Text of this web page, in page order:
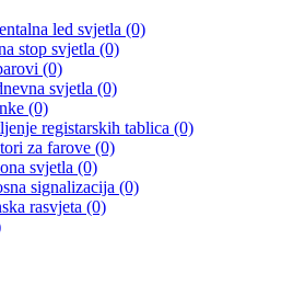
led svjetla (0)
stop svjetla (0)
(0)
svjetla (0)
(0)
registarskih tablica (0)
za farove (0)
svjetla (0)
signalizacija (0)
rasvjeta (0)